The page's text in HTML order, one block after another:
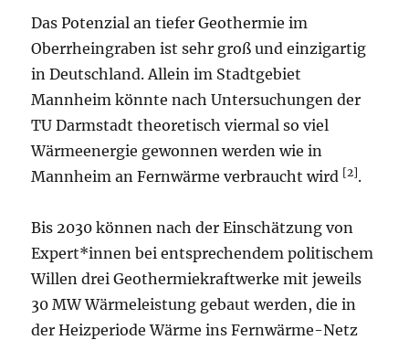
Das Potenzial an tiefer Geothermie im
Oberrheingraben ist sehr groß und einzigartig
in Deutschland. Allein im Stadtgebiet
Mannheim könnte nach Untersuchungen der
TU Darmstadt theoretisch viermal so viel
Wärmeenergie gewonnen werden wie in
Mannheim an Fernwärme verbraucht wird [2].
Bis 2030 können nach der Einschätzung von
Expert*innen bei entsprechendem politischem
Willen drei Geothermiekraftwerke mit jeweils
30 MW Wärmeleistung gebaut werden, die in
der Heizperiode Wärme ins Fernwärme-Netz